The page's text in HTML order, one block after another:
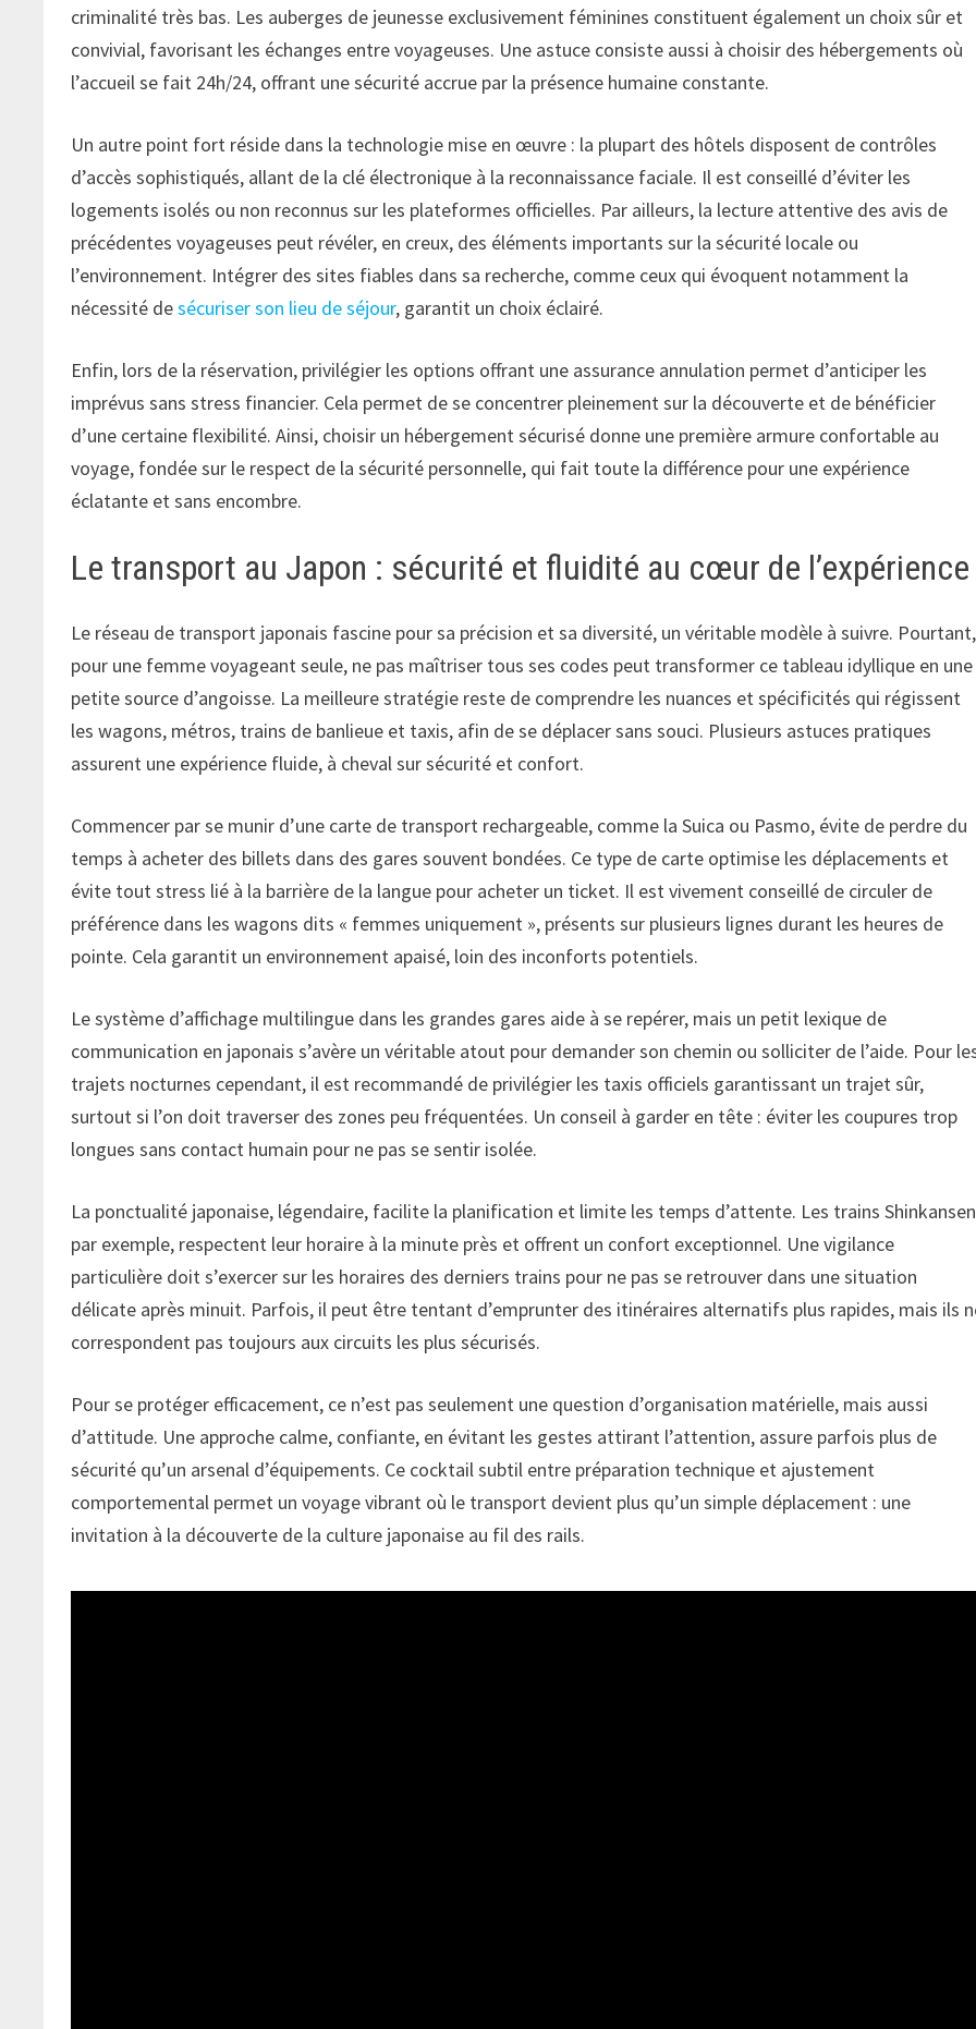
criminalité très bas. Les auberges de jeunesse exclusivement féminines constituent également un choix sûr et
convivial, favorisant les échanges entre voyageuses. Une astuce consiste aussi à choisir des hébergements où
l’accueil se fait 24h/24, offrant une sécurité accrue par la présence humaine constante.
Un autre point fort réside dans la technologie mise en œuvre : la plupart des hôtels disposent de contrôles
d’accès sophistiqués, allant de la clé électronique à la reconnaissance faciale. Il est conseillé d’éviter les
logements isolés ou non reconnus sur les plateformes officielles. Par ailleurs, la lecture attentive des avis de
précédentes voyageuses peut révéler, en creux, des éléments importants sur la sécurité locale ou
l’environnement. Intégrer des sites fiables dans sa recherche, comme ceux qui évoquent notamment la
nécessité desécuriser son lieu de séjour, garantit un choix éclairé.
Enfin, lors de la réservation, privilégier les options offrant une assurance annulation permet d’anticiper les
imprévus sans stress financier. Cela permet de se concentrer pleinement sur la découverte et de bénéficier
d’une certaine flexibilité. Ainsi, choisir un hébergement sécurisé donne une première armure confortable au
voyage, fondée sur le respect de la sécurité personnelle, qui fait toute la différence pour une expérience
éclatante et sans encombre.
Le transport au Japon : sécurité et fluidité au cœur de l’expérience
Le réseau de transport japonais fascine pour sa précision et sa diversité, un véritable modèle à suivre. Pourtant,
pour une femme voyageant seule, ne pas maîtriser tous ses codes peut transformer ce tableau idyllique en une
petite source d’angoisse. La meilleure stratégie reste de comprendre les nuances et spécificités qui régissent
les wagons, métros, trains de banlieue et taxis, afin de se déplacer sans souci. Plusieurs astuces pratiques
assurent une expérience fluide, à cheval sur sécurité et confort.
Commencer par se munir d’une carte de transport rechargeable, comme la Suica ou Pasmo, évite de perdre du
temps à acheter des billets dans des gares souvent bondées. Ce type de carte optimise les déplacements et
évite tout stress lié à la barrière de la langue pour acheter un ticket. Il est vivement conseillé de circuler de
préférence dans les wagons dits « femmes uniquement », présents sur plusieurs lignes durant les heures de
pointe. Cela garantit un environnement apaisé, loin des inconforts potentiels.
Le système d’affichage multilingue dans les grandes gares aide à se repérer, mais un petit lexique de
communication en japonais s’avère un véritable atout pour demander son chemin ou solliciter de l’aide. Pour
trajets nocturnes cependant, il est recommandé de privilégier les taxis officiels garantissant un trajet sûr,
surtout si l’on doit traverser des zones peu fréquentées. Un conseil à garder en tête : éviter les coupures trop
longues sans contact humain pour ne pas se sentir isolée.
La ponctualité japonaise, légendaire, facilite la planification et limite les temps d’attente. Les trains
par exemple, respectent leur horaire à la minute près et offrent un confort exceptionnel. Une vigilance
particulière doit s’exercer sur les horaires des derniers trains pour ne pas se retrouver dans une situation
délicate après minuit. Parfois, il peut être tentant d’emprunter des itinéraires alternatifs plus rapides, mais ils
correspondent pas toujours aux circuits les plus sécurisés.
Pour se protéger efficacement, ce n’est pas seulement une question d’organisation matérielle, mais aussi
d’attitude. Une approche calme, confiante, en évitant les gestes attirant l’attention, assure parfois plus de
sécurité qu’un arsenal d’équipements. Ce cocktail subtil entre préparation technique et ajustement
comportemental permet un voyage vibrant où le transport devient plus qu’un simple déplacement : une
invitation à la découverte de la culture japonaise au fil des rails.